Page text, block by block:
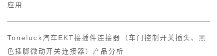
应用
Toneluck汽车EKT接插件连接器（车门控制开关插头、黑
色插脚微动开关连接器）产品分析